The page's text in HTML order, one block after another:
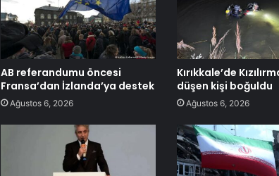
AB referandumu öncesi
Fransa’dan İzlanda’ya destek
Ağustos 6, 2026
Kırıkkale’de
düşen kişi boğuldu
Ağustos 6, 2026